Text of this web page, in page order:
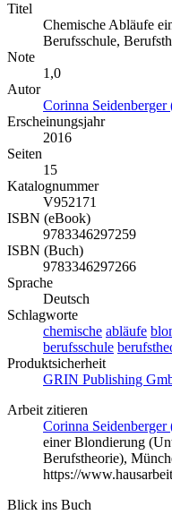
Titel
Chemische Abläufe
Berufsschule,
Note
1,0
Autor
Corinna
Erscheinungsjahr
2016
Seiten
15
Katalognummer
V952171
ISBN (eBook)
9783346297259
ISBN (Buch)
9783346297266
Sprache
Deutsch
Schlagworte
chemische abläufe
berufsschule
Produktsicherheit
GRIN Publishing
Arbeit zitieren
Corinna
einer Blondierung
Berufstheorie),
https://
Blick ins Buch